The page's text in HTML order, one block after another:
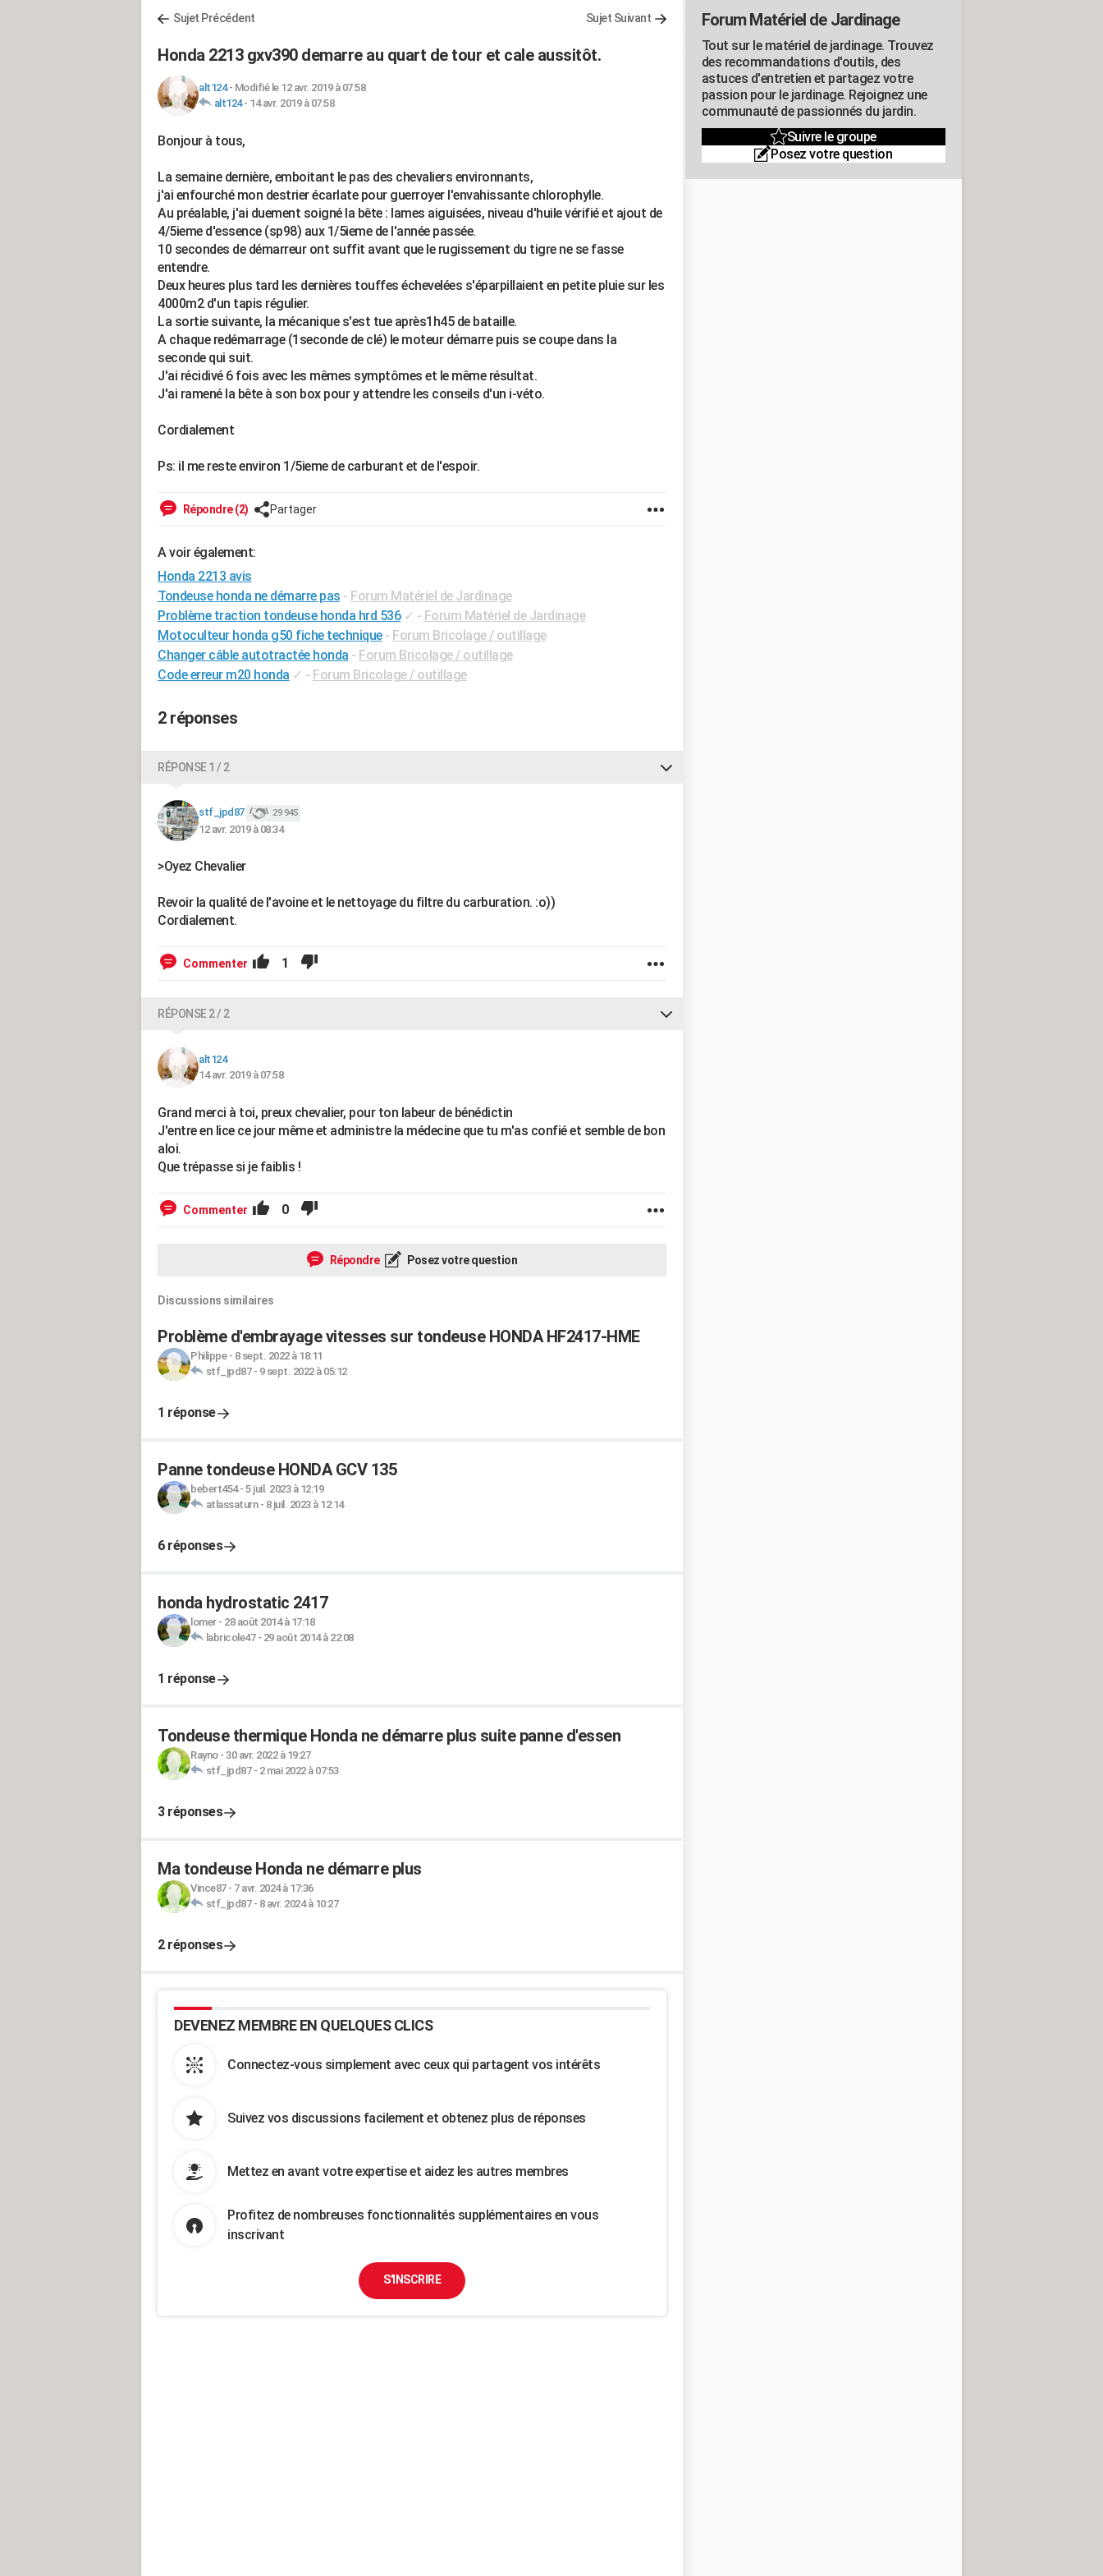
Sujet Précédent Sujet Suivant
Honda 2213 gxv390 demarre au quart de tour et cale aussitôt.
alt124- Modifié le 12 avr. 2019 à 07:58
alt124- 14 avr. 2019 à 07:58
Bonjour à tous,
La semaine dernière, emboitant le pas des chevaliers environnants,
j'ai enfourché mon destrier écarlate pour guerroyer l'envahissante chlorophylle.
Au préalable, j'ai duement soigné la bête : lames aiguisées, niveau d'huile vérifié et ajout de
4/5ieme d'essence (sp98) aux 1/5ieme de l'année passée.
10 secondes de démarreur ont suffit avant que le rugissement du tigre ne se fasse
entendre.
Deux heures plus tard les dernières touffes échevelées s'éparpillaient en petite pluie sur les
4000m2 d'un tapis régulier.
La sortie suivante, la mécanique s'est tue après1h45 de bataille.
A chaque redémarrage (1seconde de clé) le moteur démarre puis se coupe dans la
seconde qui suit.
J'ai récidivé 6 fois avec les mêmes symptômes et le même résultat.
J'ai ramené la bête à son box pour y attendre les conseils d'un i-véto.
Cordialement
Ps: il me reste environ 1/5ieme de carburant et de l'espoir.
Répondre (2) Partager
A voir également:
Honda 2213 avis
Tondeuse honda ne démarre pas - Forum Matériel de Jardinage
Problème traction tondeuse honda hrd 536 ✓ - Forum Matériel de Jardinage
Motoculteur honda g50 fiche technique - Forum Bricolage / outillage
Changer câble autotractée honda - Forum Bricolage / outillage
Code erreur m20 honda ✓ - Forum Bricolage / outillage
2 réponses
RÉPONSE 1 / 2
stf_jpd87 29 945
12 avr. 2019 à 08:34
>Oyez Chevalier
Revoir la qualité de l'avoine et le nettoyage du filtre du carburation. :o))
Cordialement.
Commenter 1
RÉPONSE 2 / 2
alt124
14 avr. 2019 à 07:58
Grand merci à toi, preux chevalier, pour ton labeur de bénédictin
J'entre en lice ce jour même et administre la médecine que tu m'as confié et semble de bon
aloi.
Que trépasse si je faiblis !
Commenter 0
Répondre Posez votre question
Discussions similaires
Problème d'embrayage vitesses sur tondeuse HONDA HF2417-HME
Philippe- 8 sept. 2022 à 18:11
stf_jpd87- 9 sept. 2022 à 05:12
1 réponse
Panne tondeuse HONDA GCV 135
bebert454- 5 juil. 2023 à 12:19
atlassaturn- 8 juil. 2023 à 12:14
6 réponses
honda hydrostatic 2417
lomer- 28 août 2014 à 17:18
labricole47- 29 août 2014 à 22:08
1 réponse
Tondeuse thermique Honda ne démarre plus suite panne d'essen
Rayno- 30 avr. 2022 à 19:27
stf_jpd87- 2 mai 2022 à 07:53
3 réponses
Ma tondeuse Honda ne démarre plus
Vince87- 7 avr. 2024 à 17:36
stf_jpd87- 8 avr. 2024 à 10:27
2 réponses
DEVENEZ MEMBRE EN QUELQUES CLICS
Connectez-vous simplement avec ceux qui partagent vos intérêts
Suivez vos discussions facilement et obtenez plus de réponses
Mettez en avant votre expertise et aidez les autres membres
Profitez de nombreuses fonctionnalités supplémentaires en vous
inscrivant
S'INSCRIRE
Forum Matériel de Jardinage
Tout sur le matériel de jardinage. Trouvez
des recommandations d'outils, des
astuces d'entretien et partagez votre
passion pour le jardinage. Rejoignez une
communauté de passionnés du jardin.
Suivre le groupe
Posez votre question